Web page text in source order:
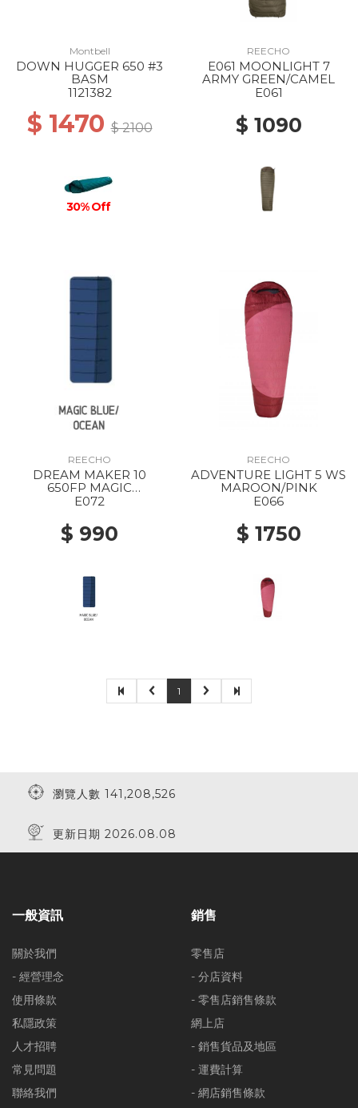
Montbell
DOWN HUGGER 650 #3
BASM
1121382
$ 1470$ 2100
30% Off
REECHO
E061 MOONLIGHT 7
ARMY GREEN/CAMEL
E061
$ 1090
REECHO
DREAM MAKER 10
650FP MAGIC
BLUE/OCEAN
E072
$ 990
REECHO
ADVENTURE LIGHT 5 WS
MAROON/PINK
E066
$ 1750
1
瀏覽人數 141,208,526
更新日期 2026.08.08
一般資訊
關於我們
- 經營理念
使用條款
私隱政策
人才招聘
常見問題
聯絡我們
銷售
零售店
- 分店資料
- 零售店銷售條款
網上店
- 銷售貨品及地區
- 運費計算
- 網店銷售條款